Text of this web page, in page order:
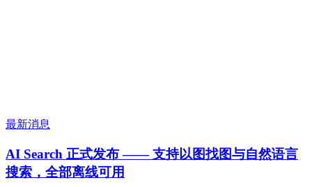
最新消息
AI Search 正式发布 —— 支持以图找图与自然语言
搜索，全部离线可用